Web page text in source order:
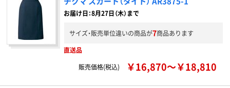
お届け日：8月27日（木）まで
サイズ・販売単位違いの商品が7商品あります
直送品
販売価格(税込)
￥16,870～￥18,810